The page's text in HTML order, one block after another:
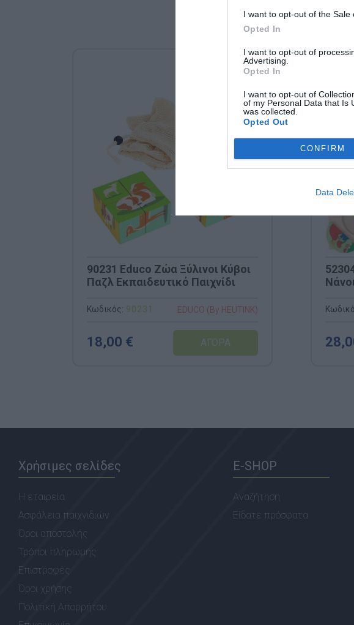
I want to opt-out of the Sale
Opted In
I want to opt-out of
Advertising.
Opted In
I want to opt-out of
of my Personal Data that Is
was collected.
Opted Out
CONFIRM
Data
90231 Educo Ζώα Ξύλινοι Κύβοι
Παζλ Εκπαιδευτικό Παιχνίδι
Κωδικός: 90231 EDUCO (By HEUTINK)
18,00 €
Χρήσιμες σελίδες
Η εταιρεία
Ασφάλεια παιχνιδιών
Όροι αποστολής
Τρόποι πληρωμής
Επιστροφές
Όροι χρήσης
Πολιτική Απορρήτου
E-SHOP
Αναζήτηση
Είδατε πρόσφατα